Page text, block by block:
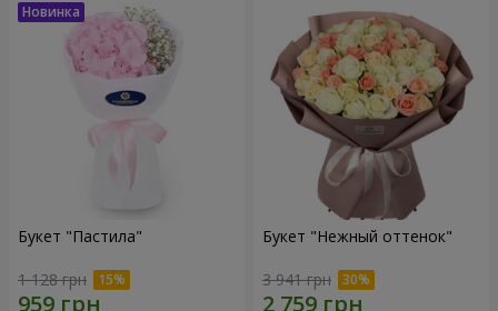
Букет "Пастила"
1 128 грн
Букет "Нежный оттенок"
3 941 грн